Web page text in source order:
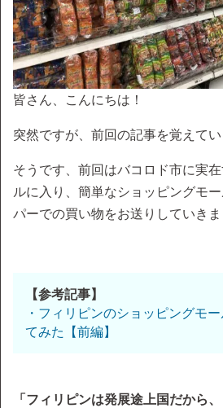
皆さん、こんにちは！
突然ですが、前回の記事を覚えて
そうです、前回はバコロド市に実
ルに入り、簡単なショッピングモ
パーでの買い物をお送りしていきま
【参考記事】
・フィリピンのショッピングモ
てみた【前編】
「フィリピンは発展途上国だから